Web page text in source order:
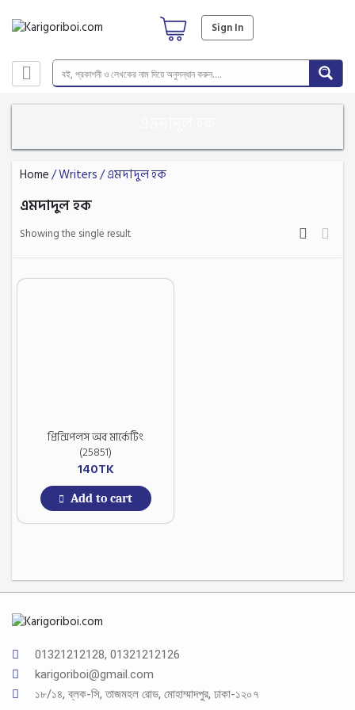
Sign In
Home/ Writers / এমদাদুল হক
এমদাদুল হক
Showing the single result
প্রিন্সিপলস অব মার্কেটিং
(25851)
140TK
Add to cart
01321212128, 01321212126
karigoriboi@gmail.com
১৮/১৪, ব্লক-সি, তাজমহল রোড, মোহাম্মাদপুর, ঢাকা-১২০৭